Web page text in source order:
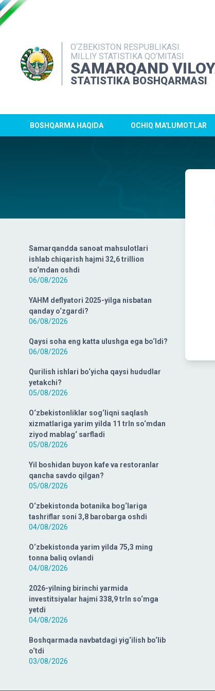
O‘ZBEKISTON RESPUBLIKASI
MILLIY STATISTIKA QO‘MITASI
SAMARQAND
STATISTIKA BOSHQARMASI
BOSHQARMA HAQIDA OCHIQ MA'LUMOTLAR
Samarqandda sanoat mahsulotlari
ishlab chiqarish hajmi 32,6 trillion
so‘mdan oshdi
06/08/2026
YAHM deflyatori 2025-yilga nisbatan
qanday o‘zgardi?
06/08/2026
Qaysi soha eng katta ulushga ega bo‘ldi?
06/08/2026
Qurilish ishlari bo‘yicha qaysi hududlar
yetakchi?
05/08/2026
O‘zbekistonliklar sog‘liqni saqlash
xizmatlariga yarim yilda 11 trln so‘mdan
ziyod mablag‘ sarfladi
05/08/2026
Yil boshidan buyon kafe va restoranlar
qancha savdo qilgan?
05/08/2026
O‘zbekistonda botanika bog‘lariga
tashriflar soni 3,8 barobarga oshdi
04/08/2026
O‘zbekistonda yarim yilda 75,3 ming
tonna baliq ovlandi
04/08/2026
2026-yilning birinchi yarmida
investitsiyalar hajmi 338,9 trln so‘mga
yetdi
04/08/2026
Boshqarmada navbatdagi yig‘ilish bo‘lib
o‘tdi
03/08/2026